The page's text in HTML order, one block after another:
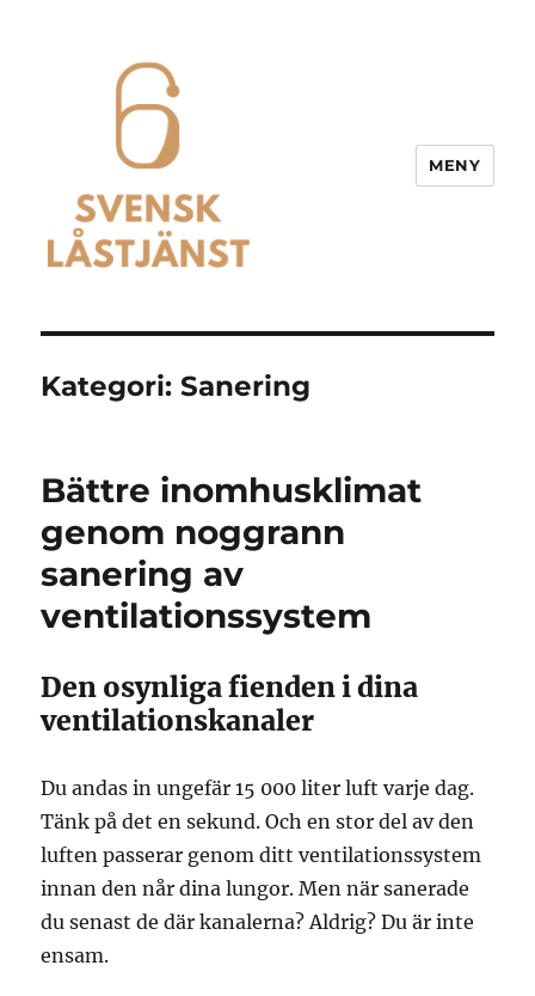
MENY
Kategori:Sanering
Bättre inomhusklimat
genom noggrann
sanering av
ventilationssystem
Den osynliga fienden i dina
ventilationskanaler
Du andas in ungefär 15 000 liter luft varje dag.
Tänk på det en sekund. Och en stor del av den
luften passerar genom ditt ventilationssystem
innan den når dina lungor. Men när sanerade
du senast de där kanalerna? Aldrig? Du är inte
ensam.